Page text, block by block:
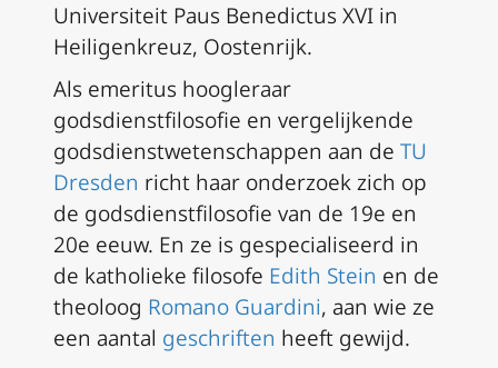
Universiteit Paus Benedictus XVI in
Heiligenkreuz, Oostenrijk.
Als emeritus hoogleraar
godsdienstfilosofie en vergelijkende
godsdienstwetenschappen aan de TU
Dresden richt haar onderzoek zich op
de godsdienstfilosofie van de 19e en
20e eeuw. En ze is gespecialiseerd in
de katholieke filosofe Edith Stein en de
theoloog Romano Guardini, aan wie ze
een aantal geschriften heeft gewijd.